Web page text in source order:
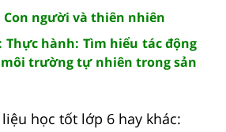
Con người và thiên nhiên
Thực hành: Tìm hiểu tác động
trường tự nhiên trong sản
học tốt lớp 6 hay khác: